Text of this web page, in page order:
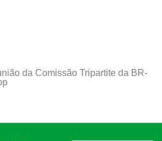
da Comissão Tripartite da BR-